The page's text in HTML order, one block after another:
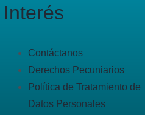
Interés
Contáctanos
Derechos Pecuniarios
Política de Tratamiento de
Datos Personales